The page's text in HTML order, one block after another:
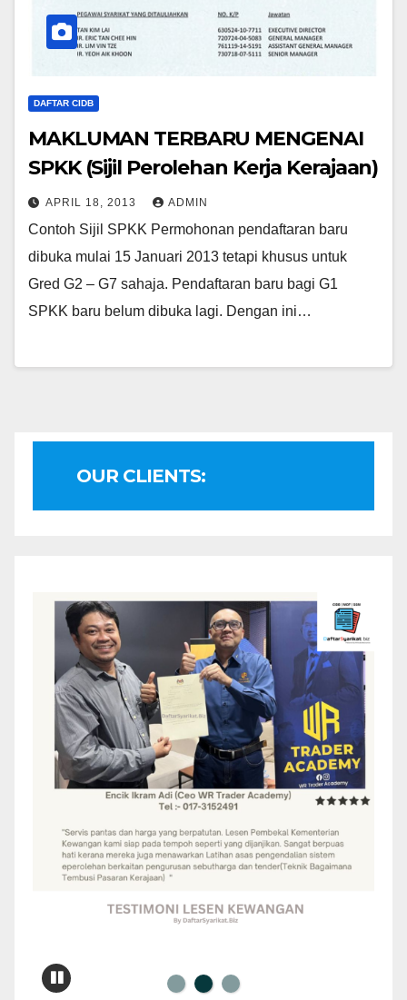
DAFTAR CIDB
MAKLUMAN TERBARU MENGENAI
SPKK (Sijil Perolehan Kerja Kerajaan)
APRIL 18, 2013 ADMIN
Contoh Sijil SPKK Permohonan pendaftaran baru
dibuka mulai 15 Januari 2013 tetapi khusus untuk
Gred G2 – G7 sahaja. Pendaftaran baru bagi G1
SPKK baru belum dibuka lagi. Dengan ini…
OUR CLIENTS: